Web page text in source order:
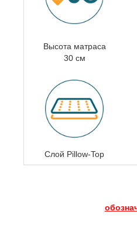
Высота матраса
30 см
Слой Pillow-Top